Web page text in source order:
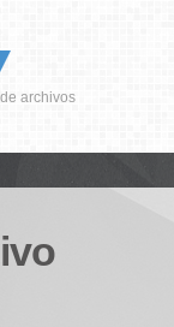
archivos